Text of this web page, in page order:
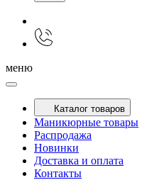
меню
Каталог товаров
Маникюрные товары
Распродажа
Новинки
Доставка и оплата
Контакты